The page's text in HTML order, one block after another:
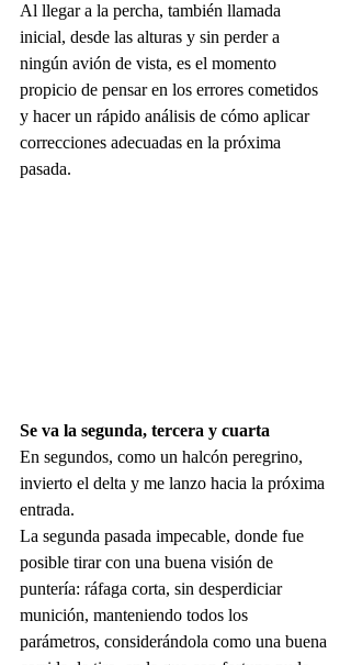
Al llegar a la percha, también llamada
inicial, desde las alturas y sin perder a
ningún avión de vista, es el momento
propicio de pensar en los errores cometidos
y hacer un rápido análisis de cómo aplicar
correcciones adecuadas en la próxima
pasada.
Se va la segunda, tercera y cuarta
En segundos, como un halcón peregrino,
invierto el delta y me lanzo hacia la próxima
entrada.
La segunda pasada impecable, donde fue
posible tirar con una buena visión de
puntería: ráfaga corta, sin desperdiciar
munición, manteniendo todos los
parámetros, considerándola como una buena